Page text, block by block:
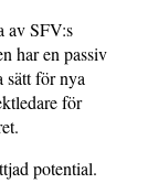
av SFV:s
har en passiv
för nya
för
potential.